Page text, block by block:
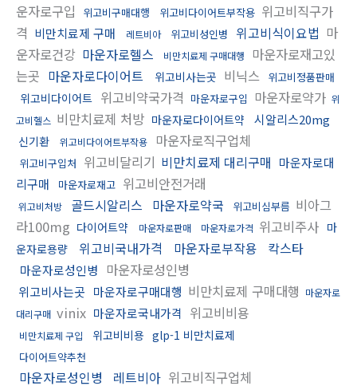
운자로구입
위고비구매대행 위고비다이어트부작용 위고비직구가
격 비만치료제 구매 레트비아 위고비성인병 위고비식이요법 마
운자로건강 마운자로헬스 비만치료제 구매대행
마운자로재고있
는곳 마운자로다이어트 위고비사는곳 비닉스 위고비정품판매
위고비다이어트 위고비약국가격 마운자로구입 마운자로약가 위
고비헬스 비만치료제 처방 마운자로다이어트약 시알리스20mg
신기환 위고비다이어트부작용 마운자로직구업체
위고비구입처 위고비달리기 비만치료제 대리구매 마운자로대
리구매
마운자로재고 위고비안전거래
위고비처방 골드시알리스 마운자로약국 위고비심부름 비아그
라100mg 다이어트약 마운자로판매 마운자로가격 위고비주사 마
운자로용량
위고비국내가격 마운자로부작용 칵스타
마운자로성인병 마운자로성인병
위고비사는곳 마운자로구매대행 비만치료제 구매대행 마운자로
대리구매 vinix 마운자로국내가격 위고비비용
비만치료제 구입 위고비비용 glp-1 비만치료제
다이어트약추천
마운자로성인병 레트비아 위고비직구업체